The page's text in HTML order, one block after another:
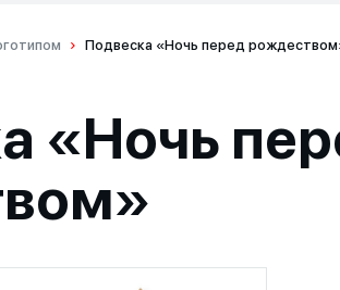
Подвеска «Ночь перед
«Ночь